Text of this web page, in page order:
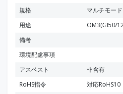
規格
マルチモード
用途
OM3(GI50/
備考
環境配慮事項
アスベスト
非含有
RoHS指令
対応RoHS10